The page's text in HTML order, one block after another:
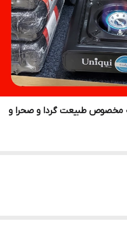
اجاق گاز کیفی یونیک ۰۰۶ مخصوص طبیعت گردا و صحرا و